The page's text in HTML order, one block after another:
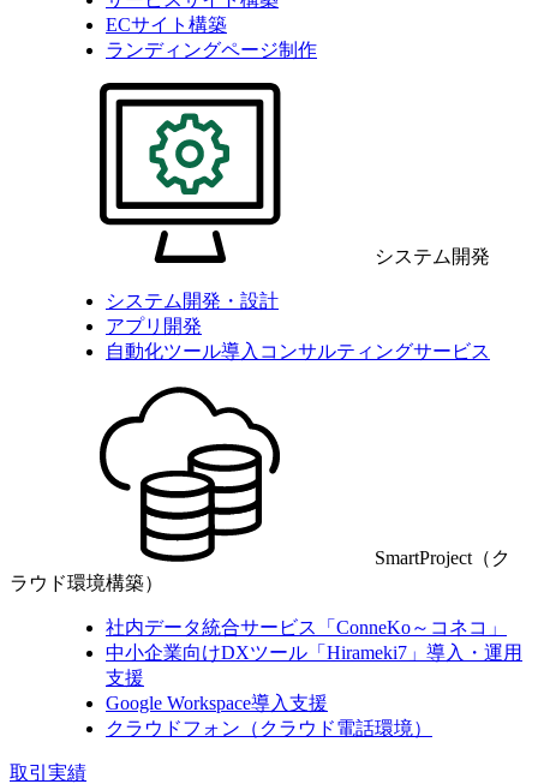
ECサイト構築
ランディングページ制作
システム開発
システム開発・設計
アプリ開発
自動化ツール導入コンサルティングサービス
SmartProject（ク
ラウド環境構築）
社内データ統合サービス「ConneKo～コネコ」
中小企業向けDXツール「Hirameki7」導入・運用
支援
Google Workspace導入支援
クラウドフォン（クラウド電話環境）
取引実績